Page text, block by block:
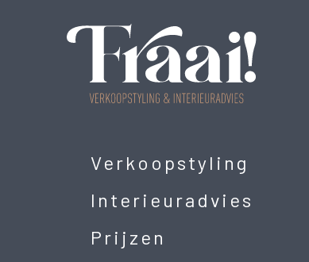
Verkoopstyling
Interieuradvies
Prijzen